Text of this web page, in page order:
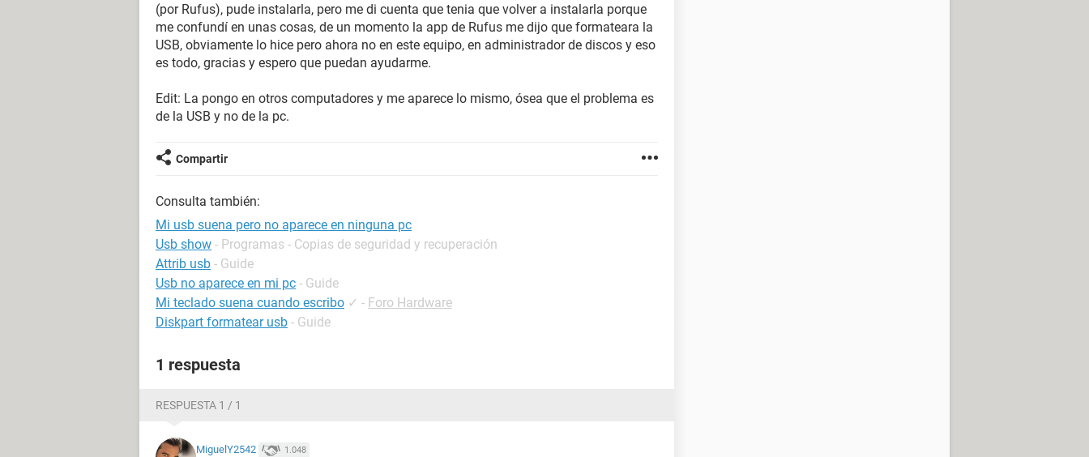
(por Rufus), pude instalarla, pero me di cuenta que tenia que volver a instalarla porque
me confundí en unas cosas, de un momento la app de Rufus me dijo que formateara la
USB, obviamente lo hice pero ahora no en este equipo, en administrador de discos y eso
es todo, gracias y espero que puedan ayudarme.
Edit: La pongo en otros computadores y me aparece lo mismo, ósea que el problema es
de la USB y no de la pc.
Compartir
Consulta también:
Mi usb suena pero no aparece en ninguna pc
Usb show - Programas - Copias de seguridad y recuperación
Attrib usb - Guide
Usb no aparece en mi pc - Guide
Mi teclado suena cuando escribo ✓ - Foro Hardware
Diskpart formatear usb - Guide
1 respuesta
RESPUESTA 1 / 1
MiguelY2542 1.048